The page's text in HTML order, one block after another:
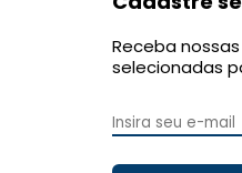
Receba
selecionadas